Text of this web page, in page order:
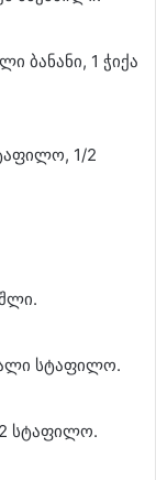
ბანანი, 1 ჭიქა
1/2
სტაფილო.
სტაფილო.